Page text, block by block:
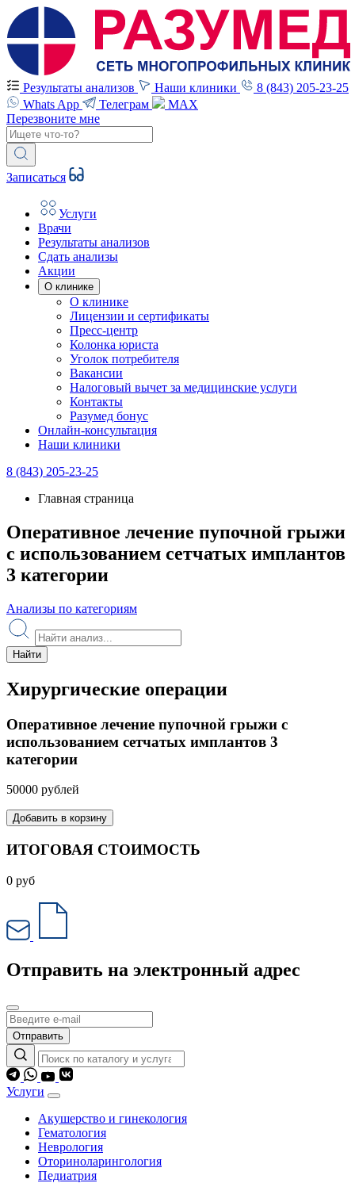
Результаты анализов Наши клиники
8 (843) 205-23-25
Whats App
Телеграм
MAX
Перезвоните мне
Записаться
Услуги
Врачи
Результаты анализов
Сдать анализы
Акции
О клинике
О клинике
Лицензии и сертификаты
Пресс-центр
Колонка юриста
Уголок потребителя
Вакансии
Налоговый вычет за медицинские услуги
Контакты
Разумед бонус
Онлайн-консультация
Наши клиники
8 (843) 205-23-25
Главная страница
Оперативное лечение пупочной грыжи
с использованием сетчатых имплантов
3 категории
Анализы по категориям
Найти
Хирургические операции
Оперативное лечение пупочной грыжи с
использованием сетчатых имплантов 3
категории
50000 рублей
Добавить в корзину
ИТОГОВАЯ СТОИМОСТЬ
0 руб
Отправить на электронный адрес
Отправить
Услуги
Акушерство и гинекология
Гематология
Неврология
Оториноларингология
Педиатрия